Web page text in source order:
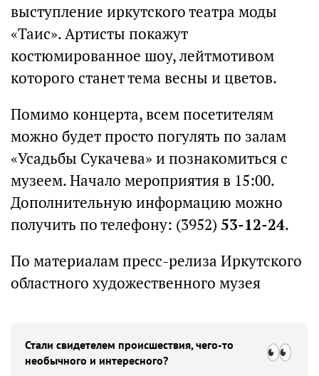
выступление иркутского театра моды
«Таис». Артисты покажут
костюмированное шоу, лейтмотивом
которого станет тема весны и цветов.
Помимо концерта, всем посетителям
можно будет просто погулять по залам
«Усадьбы Сукачева» и познакомиться с
музеем. Начало мероприятия в 15:00.
Дополнительную информацию можно
получить по телефону: (3952) 53-12-24.
По материалам пресс-релиза Иркутского
областного художественного музея
Стали свидетелем происшествия, чего-то
необычного и интересного?